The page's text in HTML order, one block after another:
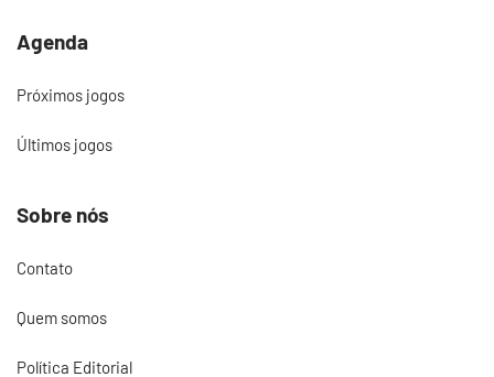
Agenda
Próximos jogos
Últimos jogos
Sobre nós
Contato
Quem somos
Política Editorial